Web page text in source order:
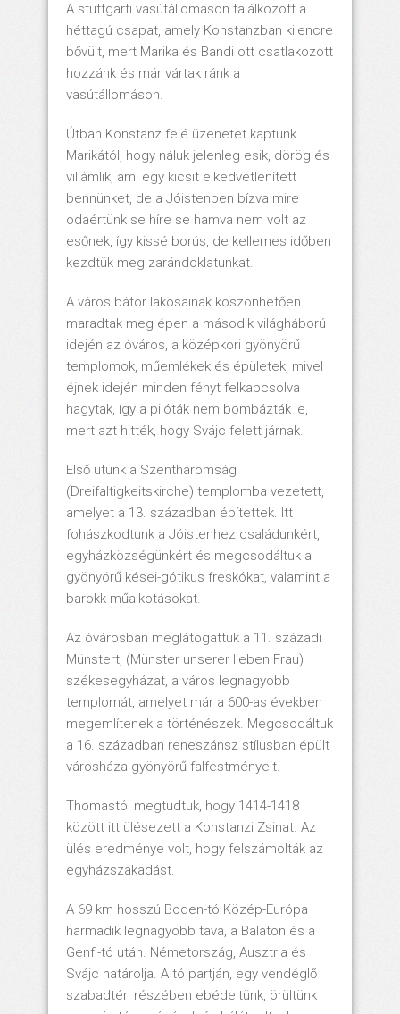
A stuttgarti vasútállomáson találkozott a
héttagú csapat, amely Konstanzban kilencre
bővült, mert Marika és Bandi ott csatlakozott
hozzánk és már vártak ránk a
vasútállomáson.
Útban Konstanz felé üzenetet kaptunk
Marikától, hogy náluk jelenleg esik, dörög és
villámlik, ami egy kicsit elkedvetlenített
bennünket, de a Jóistenben bízva mire
odaértünk se híre se hamva nem volt az
esőnek, így kissé borús, de kellemes időben
kezdtük meg zarándoklatunkat.
A város bátor lakosainak köszönhetően
maradtak meg épen a második világháború
idején az óváros, a középkori gyönyörű
templomok, műemlékek és épületek, mivel
éjnek idején minden fényt felkapcsolva
hagytak, így a pilóták nem bombázták le,
mert azt hitték, hogy Svájc felett járnak.
Első utunk a Szentháromság
(Dreifaltigkeitskirche) templomba vezetett,
amelyet a 13. században építettek. Itt
fohászkodtunk a Jóistenhez családunkért,
egyházközségünkért és megcsodáltuk a
gyönyörű kései-gótikus freskókat, valamint a
barokk műalkotásokat.
Az óvárosban meglátogattuk a 11. századi
Münstert, (Münster unserer lieben Frau)
székesegyházat, a város legnagyobb
templomát, amelyet már a 600-as években
megemlítenek a történészek. Megcsodáltuk
a 16. században reneszánsz stílusban épült
városháza gyönyörű falfestményeit.
Thomastól megtudtuk, hogy 1414-1418
között itt ülésezett a Konstanzi Zsinat. Az
ülés eredménye volt, hogy felszámolták az
egyházszakadást.
A 69 km hosszú Boden-tó Közép-Európa
harmadik legnagyobb tava, a Balaton és a
Genfi-tó után. Németország, Ausztria és
Svájc határolja. A tó partján, egy vendéglő
szabadtéri részében ebédeltünk, örültünk